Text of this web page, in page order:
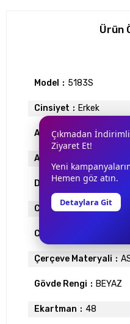
Ürün
Model 5183S
Cinsiyet Erkek
Antrefle Kaplama YOK
Ayna
Degrade YOK
Cam Materyali
Cam Rengi
Çerçeve Materyali
Gövde Rengi BEYAZ
Ekartman 48
Çıkmadan
Ziyaret Et!
Yeni
Hemen göz atın.
Detaylara Git